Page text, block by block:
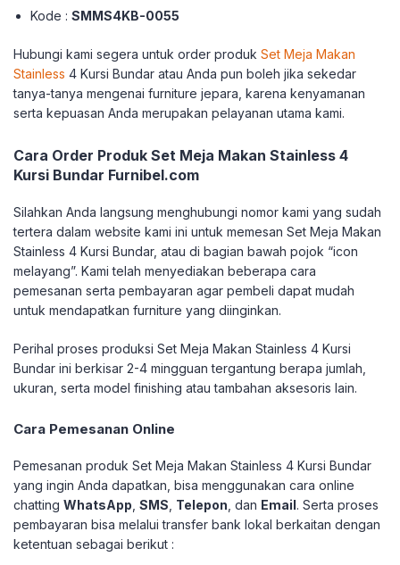
Kode :SMMS4KB-0055
Hubungi kami segera untuk order produk Set Meja Makan
Stainless 4 Kursi Bundar atau Anda pun boleh jika sekedar
tanya-tanya mengenai furniture jepara, karena kenyamanan
serta kepuasan Anda merupakan pelayanan utama kami.
Cara Order Produk Set Meja Makan Stainless 4
Kursi Bundar Furnibel.com
Silahkan Anda langsung menghubungi nomor kami yang sudah
tertera dalam website kami ini untuk memesan Set Meja Makan
Stainless 4 Kursi Bundar, atau di bagian bawah pojok “icon
melayang”. Kami telah menyediakan beberapa cara
pemesanan serta pembayaran agar pembeli dapat mudah
untuk mendapatkan furniture yang diinginkan.
Perihal proses produksi Set Meja Makan Stainless 4 Kursi
Bundar ini berkisar 2-4 mingguan tergantung berapa jumlah,
ukuran, serta model finishing atau tambahan aksesoris lain.
Cara Pemesanan Online
Pemesanan produk Set Meja Makan Stainless 4 Kursi Bundar
yang ingin Anda dapatkan, bisa menggunakan cara online
chatting WhatsApp SMS Telepon , dan Email. Serta proses
pembayaran bisa melalui transfer bank lokal berkaitan dengan
ketentuan sebagai berikut :